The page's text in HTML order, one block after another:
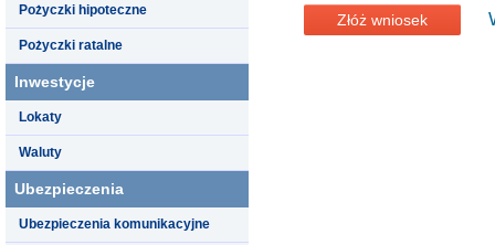
Pożyczki hipoteczne
Pożyczki ratalne
Inwestycje
Lokaty
Waluty
Ubezpieczenia
Ubezpieczenia komunikacyjne
Złóż wniosek